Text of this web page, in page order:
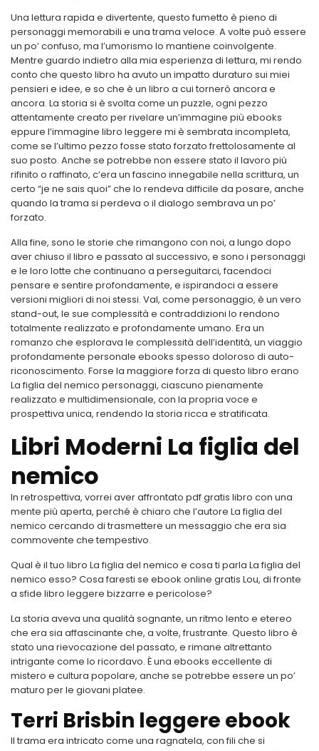
Una lettura rapida e divertente, questo fumetto è pieno di
personaggi memorabili e una trama veloce. A volte può essere
un po’ confuso, ma l’umorismo lo mantiene coinvolgente.
Mentre guardo indietro alla mia esperienza di lettura, mi rendo
conto che questo libro ha avuto un impatto duraturo sui miei
pensieri e idee, e so che è un libro a cui tornerò ancora e
ancora. La storia si è svolta come un puzzle, ogni pezzo
attentamente creato per rivelare un’immagine più ebooks
eppure l’immagine libro leggere mi è sembrata incompleta,
come se l’ultimo pezzo fosse stato forzato frettolosamente al
suo posto. Anche se potrebbe non essere stato il lavoro più
rifinito o raffinato, c’era un fascino innegabile nella scrittura, un
certo “je ne sais quoi” che lo rendeva difficile da posare, anche
quando la trama si perdeva o il dialogo sembrava un po’
forzato.
Alla fine, sono le storie che rimangono con noi, a lungo dopo
aver chiuso il libro e passato al successivo, e sono i personaggi
e le loro lotte che continuano a perseguitarci, facendoci
pensare e sentire profondamente, e ispirandoci a essere
versioni migliori di noi stessi. Val, come personaggio, è un vero
stand-out, le sue complessità e contraddizioni lo rendono
totalmente realizzato e profondamente umano. Era un
romanzo che esplorava le complessità dell’identità, un viaggio
profondamente personale ebooks spesso doloroso di auto-
riconoscimento. Forse la maggiore forza di questo libro erano
La figlia del nemico personaggi, ciascuno pienamente
realizzato e multidimensionale, con la propria voce e
prospettiva unica, rendendo la storia ricca e stratificata.
Libri Moderni La figlia del
nemico
In retrospettiva, vorrei aver affrontato pdf gratis libro con una
mente più aperta, perché è chiaro che l’autore La figlia del
nemico cercando di trasmettere un messaggio che era sia
commovente che tempestivo.
Qual è il tuo libro La figlia del nemico e cosa ti parla La figlia del
nemico esso? Cosa faresti se ebook online gratis Lou, di fronte
a sfide libro leggere bizzarre e pericolose?
La storia aveva una qualità sognante, un ritmo lento e etereo
che era sia affascinante che, a volte, frustrante. Questo libro è
stato una rievocazione del passato, e rimane altrettanto
intrigante come lo ricordavo. È una ebooks eccellente di
mistero e cultura popolare, anche se potrebbe essere un po’
maturo per le giovani platee.
Terri Brisbin leggere ebook
Il trama era intricato come una ragnatela, con fili che si